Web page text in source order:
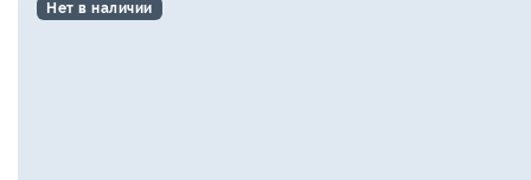
Нет в наличии